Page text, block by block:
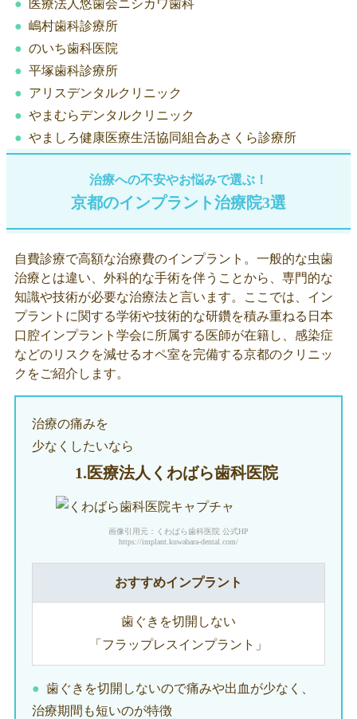
医療法人悠歯会ニシカワ歯科
嶋村歯科診療所
のいち歯科医院
平塚歯科診療所
アリスデンタルクリニック
やまむらデンタルクリニック
やましろ健康医療生活協同組合あさくら診療所
治療への不安やお悩みで選ぶ！
京都のインプラント治療院3選
自費診療で高額な治療費のインプラント。一般的な虫歯
治療とは違い、外科的な手術を伴うことから、専門的な
知識や技術が必要な治療法と言います。ここでは、イン
プラントに関する学術や技術的な研鑽を積み重ねる日本
口腔インプラント学会に所属する医師が在籍し、感染症
などのリスクを減せるオペ室を完備する京都のクリニッ
クをご紹介します。
治療の痛みを
少なくしたいなら
1.医療法人 くわばら歯科医院
画像引用元：くわばら歯科医院 公式HP
https://implant.kuwabara-dental.com/
おすすめインプラント
歯ぐきを切開しない
「フラップレスインプラント」
歯ぐきを切開しないので痛みや出血が少なく、
治療期間も短いのが特徴